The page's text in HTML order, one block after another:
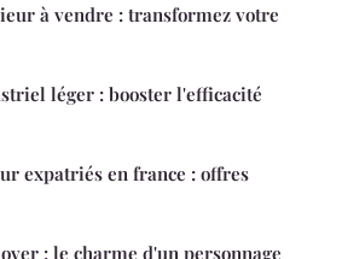
à vendre : transformez votre
léger : booster l'efficacité
expatriés en france : offres
: le charme d'un personnage